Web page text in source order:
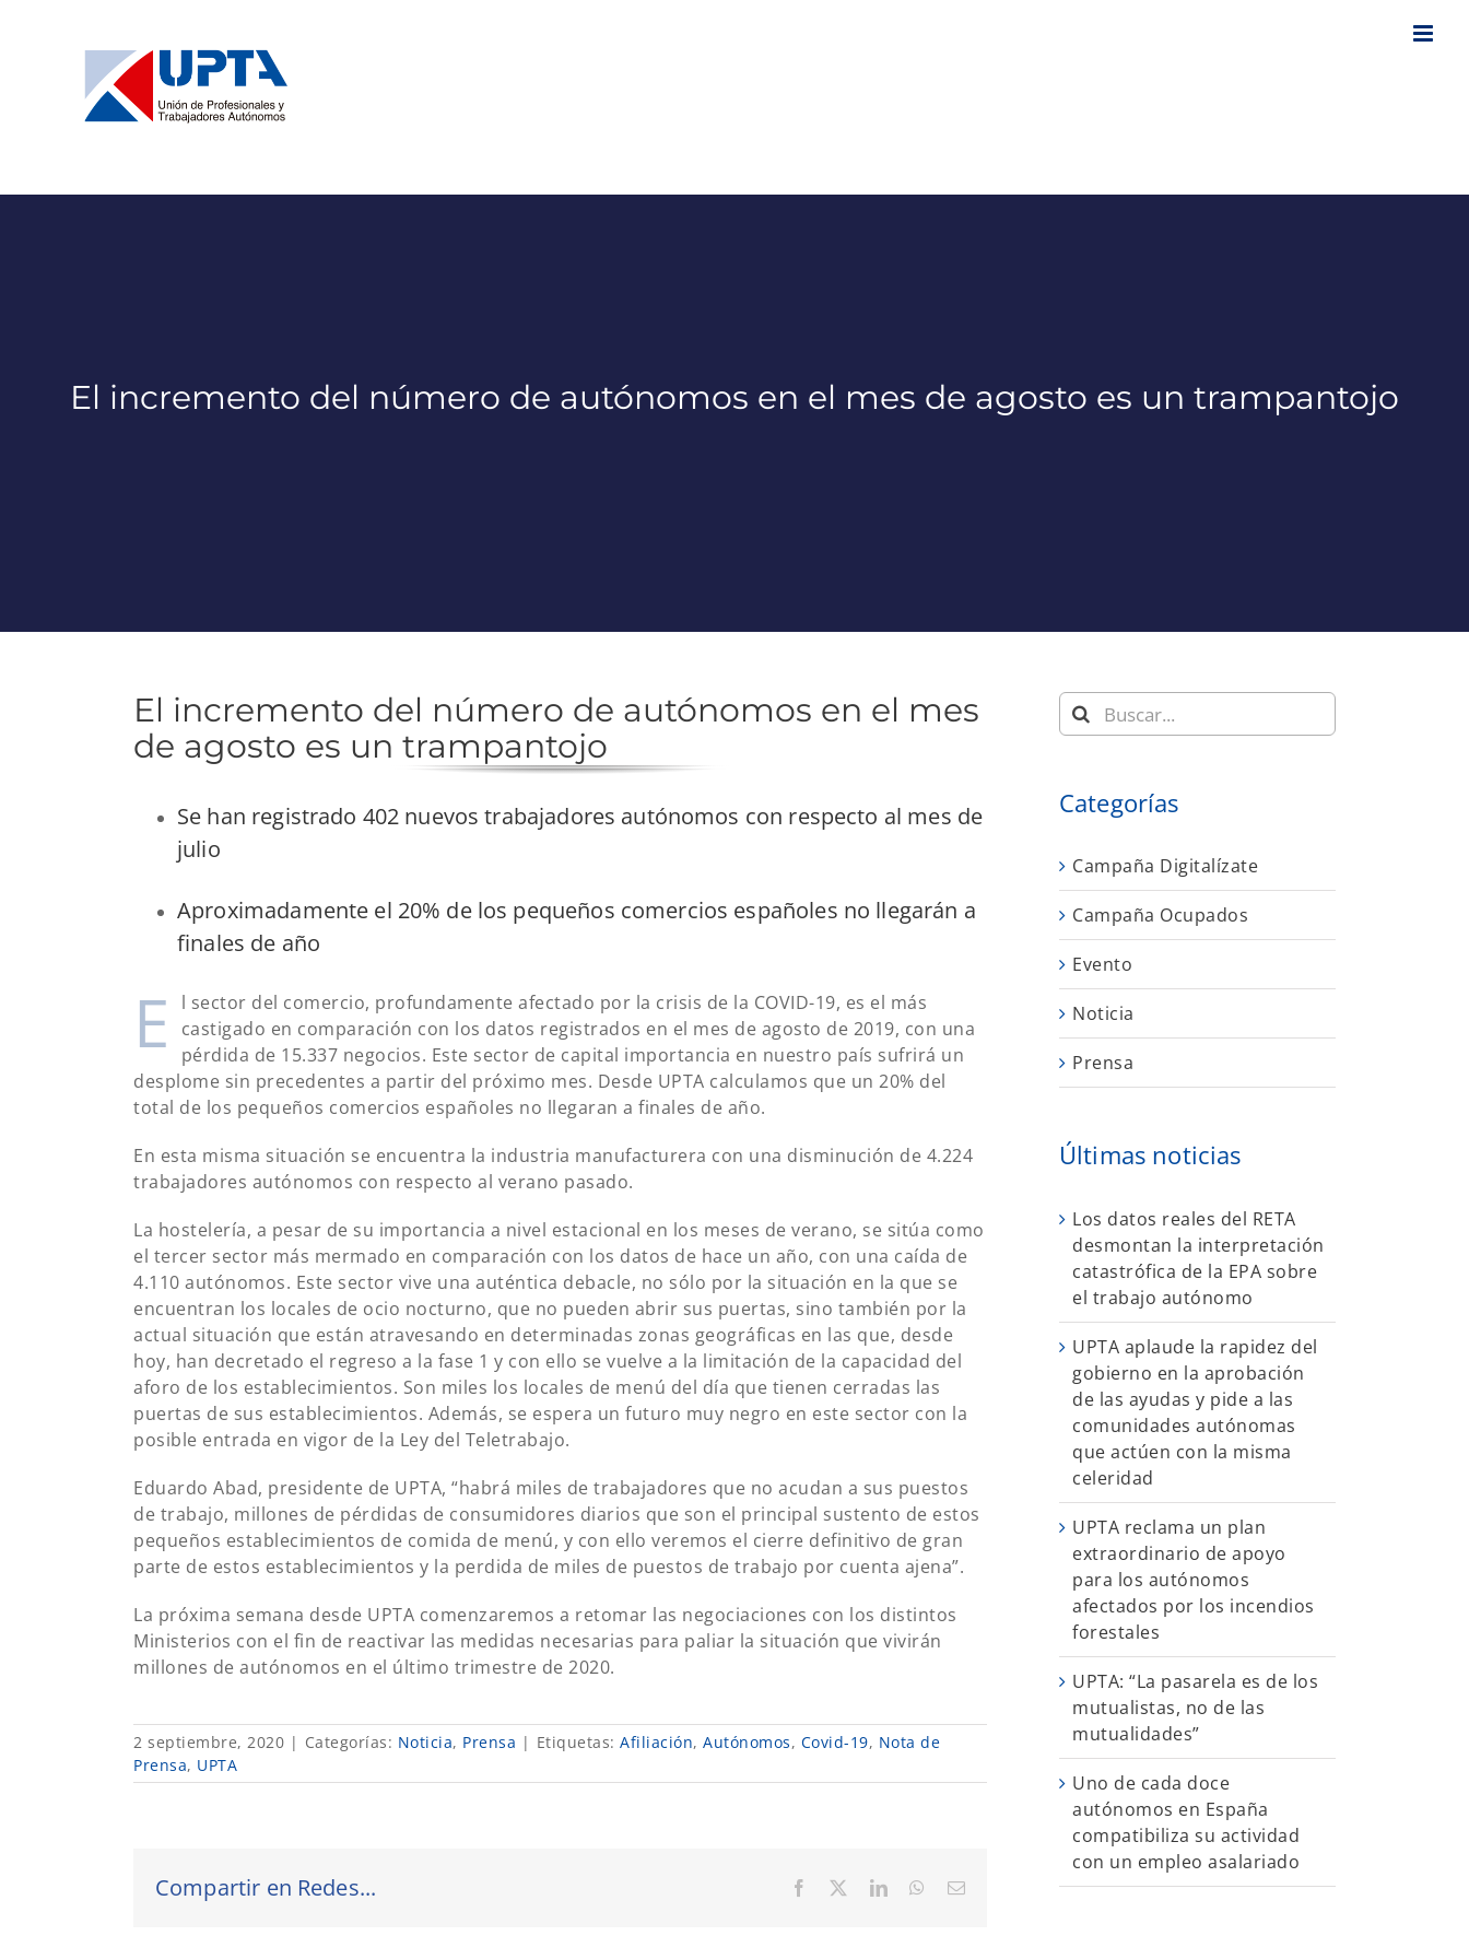
El incremento del número de autónomos en el mes de agosto es un trampantojo
El incremento del número de autónomos en el mes
de agosto es un trampantojo
Se han registrado 402 nuevos trabajadores autónomos con respecto al mes de
julio
Aproximadamente el 20% de los pequeños comercios españoles no llegarán a
finales de año
E
l sector del comercio, profundamente afectado por la crisis de la COVID-19, es el más
castigado en comparación con los datos registrados en el mes de agosto de 2019, con una
pérdida de 15.337 negocios. Este sector de capital importancia en nuestro país sufrirá un
desplome sin precedentes a partir del próximo mes. Desde UPTA calculamos que un 20% del
total de los pequeños comercios españoles no llegaran a finales de año.
En esta misma situación se encuentra la industria manufacturera con una disminución de 4.224
trabajadores autónomos con respecto al verano pasado.
La hostelería, a pesar de su importancia a nivel estacional en los meses de verano, se sitúa como
el tercer sector más mermado en comparación con los datos de hace un año, con una caída de
4.110 autónomos. Este sector vive una auténtica debacle, no sólo por la situación en la que se
encuentran los locales de ocio nocturno, que no pueden abrir sus puertas, sino también por la
actual situación que están atravesando en determinadas zonas geográficas en las que, desde
hoy, han decretado el regreso a la fase 1 y con ello se vuelve a la limitación de la capacidad del
aforo de los establecimientos. Son miles los locales de menú del día que tienen cerradas las
puertas de sus establecimientos. Además, se espera un futuro muy negro en este sector con la
posible entrada en vigor de la Ley del Teletrabajo.
Eduardo Abad, presidente de UPTA, “habrá miles de trabajadores que no acudan a sus puestos
de trabajo, millones de pérdidas de consumidores diarios que son el principal sustento de estos
pequeños establecimientos de comida de menú, y con ello veremos el cierre definitivo de gran
parte de estos establecimientos y la perdida de miles de puestos de trabajo por cuenta ajena”.
La próxima semana desde UPTA comenzaremos a retomar las negociaciones con los distintos
Ministerios con el fin de reactivar las medidas necesarias para paliar la situación que vivirán
millones de autónomos en el último trimestre de 2020.
2 septiembre, 2020 | Categorías: Noticia, Prensa | Etiquetas: Afiliación, Autónomos, Covid-19, Nota de
Prensa, UPTA
Compartir en Redes... Facebook LinkedInWhatsApp
Correo
Buscar:
Categorías
Campaña Digitalízate
Campaña Ocupados
Evento
Noticia
Prensa
Últimas noticias
Los datos reales del RETA
desmontan la interpretación
catastrófica de la EPA sobre
el trabajo autónomo
UPTA aplaude la rapidez del
gobierno en la aprobación
de las ayudas y pide a las
comunidades autónomas
que actúen con la misma
celeridad
UPTA reclama un plan
extraordinario de apoyo
para los autónomos
afectados por los incendios
forestales
UPTA: “La pasarela es de los
mutualistas, no de las
mutualidades”
Uno de cada doce
autónomos en España
compatibiliza su actividad
con un empleo asalariado